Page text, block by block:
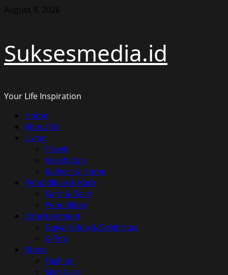
Skip
August 8, 2026
Suksesmedia.id
Your Life Inspiration
Primary
Menu
Home
About Us
Living
Travel
Kesehatan
Kuliner & Home
Pendidikan & Karir
Karir & Tech
Pendidikan
Entertainment
Gaya Hidup & Selebritas
K-Pop
Mode
Fashion
Skin Care